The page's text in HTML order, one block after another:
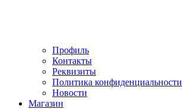
Профиль
Контакты
Реквизиты
Политика конфиденциальности
Новости
Магазин